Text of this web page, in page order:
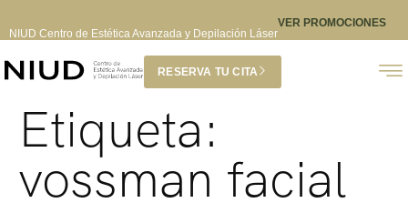
NIUD Centro de Estética Avanzada y Depilación Láser
VER PROMOCIONES
RESERVA TU CITA
Etiqueta:
vossman facial